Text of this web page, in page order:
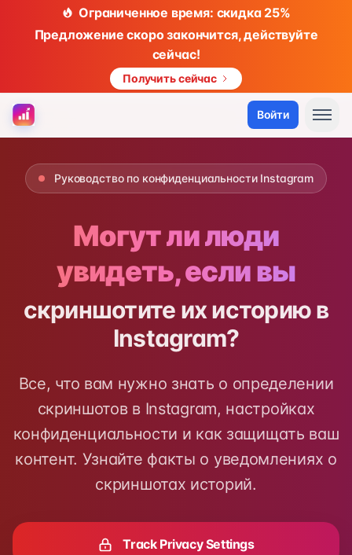
Ограниченное время: скидка 25%
Предложение скоро закончится, действуйте
сейчас!
Получить сейчас
Войти
Руководство по конфиденциальности Instagram
Могут ли люди
увидеть, если вы
скриншотите их историю в
Instagram?
Все, что вам нужно знать о определении
скриншотов в Instagram, настройках
конфиденциальности и как защищать ваш
контент. Узнайте факты о уведомлениях о
скриншотах историй.
Track Privacy Settings